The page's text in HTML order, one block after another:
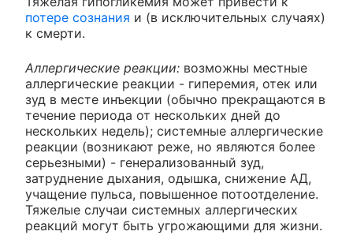
потере сознания и (в исключительных случаях)
к смерти.
Аллергические реакции: возможны местные
аллергические реакции - гиперемия, отек или
зуд в месте инъекции (обычно прекращаются в
течение периода от нескольких дней до
нескольких недель); системные аллергические
реакции (возникают реже, но являются более
серьезными) - генерализованный зуд,
затруднение дыхания, одышка, снижение АД,
учащение пульса, повышенное потоотделение.
Тяжелые случаи системных аллергических
реакций могут быть угрожающими для жизни.